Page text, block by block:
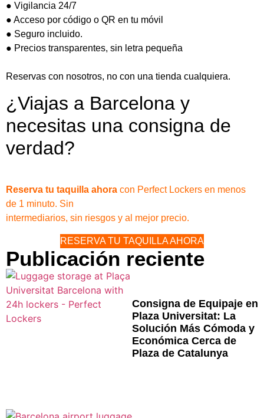
● Vigilancia 24/7
● Acceso por código o QR en tu móvil
● Seguro incluido.
● Precios transparentes, sin letra pequeña
Reservas con nosotros, no con una tienda cualquiera.
¿Viajas a Barcelona y
necesitas una consigna de
verdad?
Reserva tu taquilla ahora con Perfect Lockers en menos
de 1 minuto. Sin
intermediarios, sin riesgos y al mejor precio.
RESERVA TU TAQUILLA AHORA
Publicación reciente
Consigna de Equipaje en
Plaza Universitat: La
Solución Más Cómoda y
Económica Cerca de
Plaza de Catalunya